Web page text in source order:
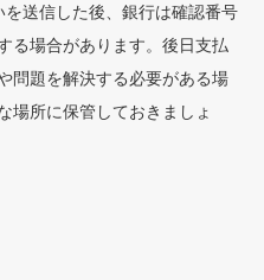
を送信した後、銀行は確認番号
る場合があります。後日支払
問題を解決する必要がある場
場所に保管しておきましょ